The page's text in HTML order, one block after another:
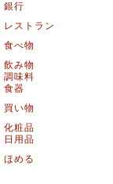
銀行
レストラン
食べ物
飲み物
調味料
食器
買い物
化粧品
日用品
ほめる